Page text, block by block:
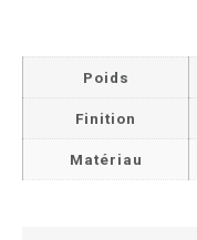
Poids
Finition
Matériau